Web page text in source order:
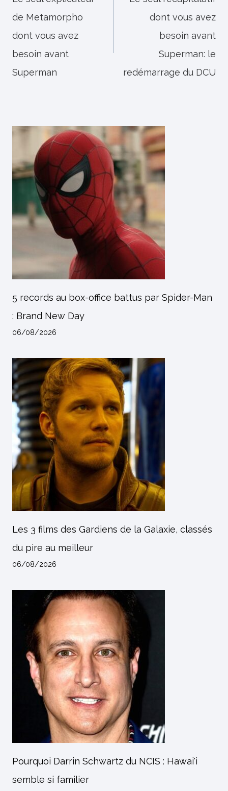
l’article
de Metamorpho
dont vous avez
besoin avant
Superman
dont vous avez
besoin avant
Superman: le
redémarrage du DCU
5 records au box-office battus par Spider-Man
: Brand New Day
06/08/2026
Les 3 films des Gardiens de la Galaxie, classés
du pire au meilleur
06/08/2026
Pourquoi Darrin Schwartz du NCIS : Hawai'i
semble si familier